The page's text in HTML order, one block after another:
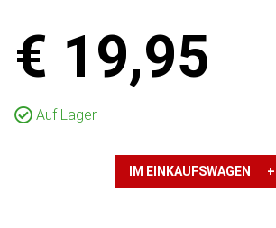
€ 19,95
Auf Lager
IM EINKAUFSWAGEN +